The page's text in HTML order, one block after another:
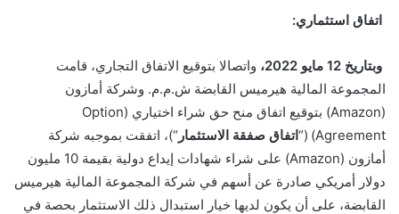
اتفاق استثماري:
وبتاريخ 12 مايو 2022،
واتصالا بتوقيع الاتفاق التجاري، قامت
المجموعة المالية هيرميس القابضة ش.م.م. وشركة أمازون
(
Amazon) بتوقيع اتفاق منح حق شراء اختياري (Option
Agreement
) (“اتفاق صفقة الاستثمار “)، اتفقت بموجبه شركة
أمازون (Amazon
) على شراء شهادات إيداع دولية بقيمة 10 مليون
دولار أمريكي صادرة عن أسهم في شركة المجموعة المالية هيرميس
القابضة، على أن يكون لديها خيار استبدال ذلك الاستثمار بحصة في